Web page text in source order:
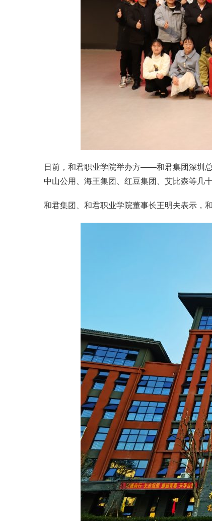
日前，和君职业学院举办方——和君集团深圳
中山公用、海王集团、红豆集团、艾比森等几
和君集团、和君职业学院董事长王明夫表示，